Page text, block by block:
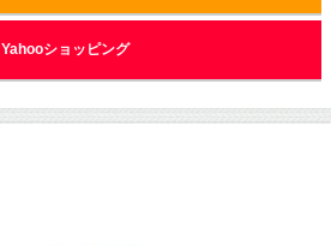
Yahooショッピング